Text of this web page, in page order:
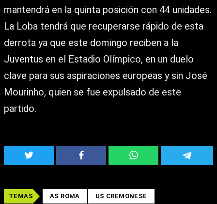
mantendrá en la quinta posición con 44 unidades.
La Loba tendrá que recuperarse rápido de esta
derrota ya que este domingo reciben a la
Juventus en el Estadio Olímpico, en un duelo
clave para sus aspiraciones europeas y sin José
Mourinho, quien se fue expulsado de este
partido.
TEMAS AS ROMA US CREMONESE